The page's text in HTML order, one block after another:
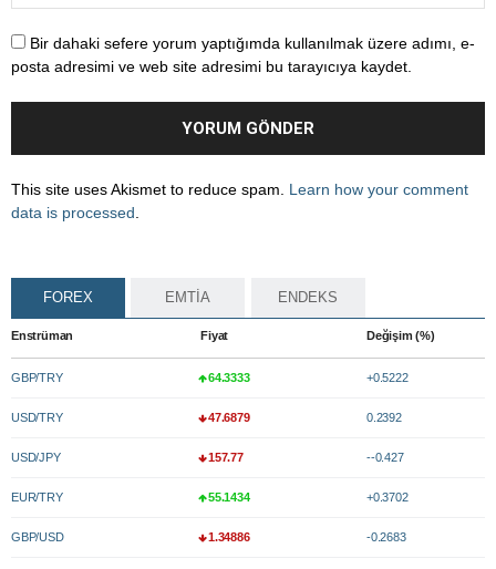
Bir dahaki sefere yorum yaptığımda kullanılmak üzere adımı, e-
posta adresimi ve web site adresimi bu tarayıcıya kaydet.
This site uses Akismet to reduce spam. Learn how your comment
data is processed.
FOREX EMTİA ENDEKS
Enstrüman Fiyat Değişim (%)
GBP/TRY 64.3333 +0.5222
USD/TRY 47.6879 0.2392
USD/JPY 157.77 --0.427
EUR/TRY 55.1434 +0.3702
GBP/USD 1.34886 -0.2683